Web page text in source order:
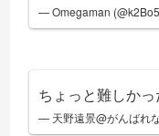
— Omegaman
ちょっと難しか
— 天野遠景@がんばれ